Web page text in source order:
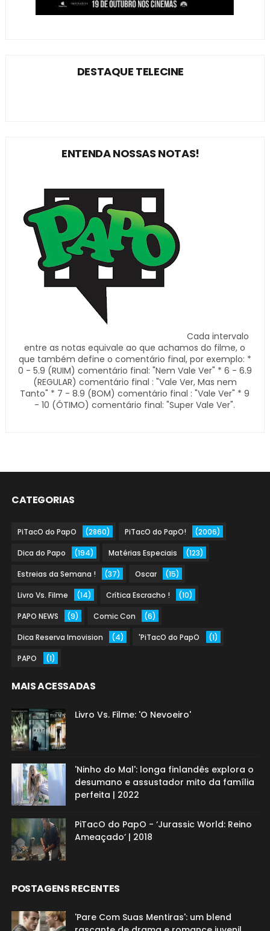
DESTAQUE TELECINE
ENTENDA NOSSAS NOTAS!
Cada intervalo
entre as notas equivale ao que achamos do filme, o
que também define o comentário final, por exemplo: *
0 - 5.9 (RUIM) comentário final: "Nem Vale Ver" * 6 - 6.9
(REGULAR) comentário final : "Vale Ver, Mas nem
Tanto" * 7 - 8.9 (BOM) comentário final : "Vale Ver" * 9
- 10 (ÓTIMO) comentário final: "Super Vale Ver".
CATEGORIAS
PiTacO do PapO (2860) PiTacO do PapO! (2006)
Dica do Papo (194) Matérias Especiais (123)
Estreias da Semana ! (37) Oscar (15)
Livro Vs. Filme (14) Crítica Escracho ! (10)
PAPO NEWS (9) Comic Con (6)
Dica Reserva Imovision (4) 'PiTacO do PapO (1)
PAPO (1)
MAIS ACESSADAS
Livro Vs. Filme: 'O Nevoeiro'
'Ninho do Mal': longa finlandês explora o
desumano e assustador mito da família
perfeita | 2022
PiTacO do PapO - ‘Jurassic World: Reino
Ameaçado’ | 2018
POSTAGENS RECENTES
'Pare Com Suas Mentiras': um blend